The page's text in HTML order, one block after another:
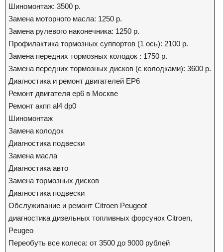
Шиномонтаж: 3500 р.
Замена моторного масла: 1250 р.
Замена рулевого наконечника: 1250 р.
Профилактика тормозных суппортов (1 ось): 2100 р.
Замена передних тормозных колодок : 1750 р.
Замена передних тормозных дисков (с колодками): 3600 р.
Диагностика и ремонт двигателей EP6
Ремонт двигателя ep6 в Москве
Ремонт акпп al4 dp0
Шиномонтаж
Замена колодок
Диагностика подвески
Замена масла
Диагностика авто
Замена тормозных дисков
Диагностика подвески
Обслуживание и ремонт Citroen Peugeot
диагностика дизельных топливных форсунок Citroen,
Peugeo
Переобуть все колеса: от 3500 до 9000 рублей